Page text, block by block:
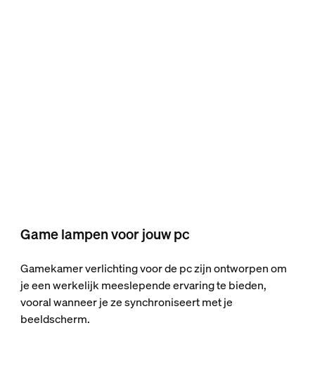
Game lampen voor jouw pc
Gamekamer verlichting voor de pc zijn ontworpen om
je een werkelijk meeslepende ervaring te bieden,
vooral wanneer je ze synchroniseert met je
beeldscherm.